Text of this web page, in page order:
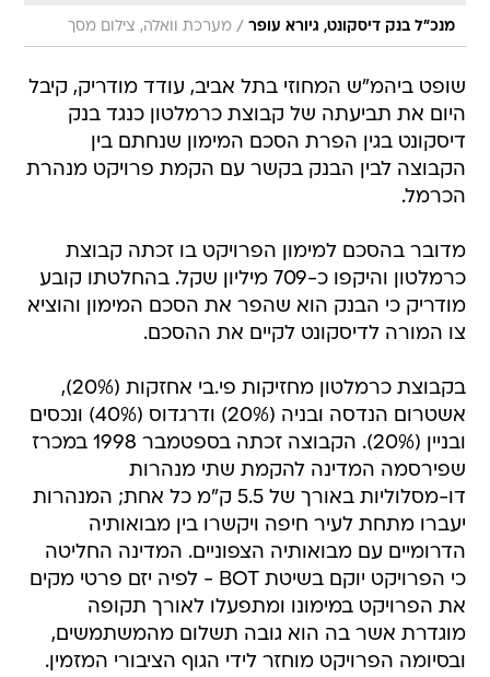
מנכ"ל בנק דיסקונט, גיורא עופר / מערכת וואלה, צילום מסך
שופט ביהמ"ש המחוזי בתל אביב, עודד מודריק, קיבל
היום את תביעתה של קבוצת כרמלטון כנגד בנק
דיסקונט בגין הפרת הסכם המימון שנחתם בין
הקבוצה לבין הבנק בקשר עם הקמת פרויקט מנהרת
הכרמל.
מדובר בהסכם למימון הפרויקט בו זכתה קבוצת
כרמלטון והיקפו כ-709 מיליון שקל. בהחלטתו קובע
מודריק כי הבנק הוא שהפר את הסכם המימון והוציא
צו המורה לדיסקונט לקיים את ההסכם.
בקבוצת כרמלטון מחזיקות פי.בי אחזקות (20%),
אשטרום הנדסה ובניה (20%) ודרגדוס (40%) ונכסים
ובניין (20%). הקבוצה זכתה בספטמבר 1998 במכרז
שפירסמה המדינה להקמת שתי מנהרות
דו-מסלוליות באורך של 5.5 ק"מ כל אחת; המנהרות
יעברו מתחת לעיר חיפה ויקשרו בין מבואותיה
הדרומיים עם מבואותיה הצפוניים. המדינה החליטה
כי הפרויקט יוקם בשיטת BOT - לפיה יזם פרטי מקים
את הפרויקט במימונו ומתפעלו לאורך תקופה
מוגדרת אשר בה הוא גובה תשלום מהמשתמשים,
ובסיומה הפרויקט מוחזר לידי הגוף הציבורי המזמין.